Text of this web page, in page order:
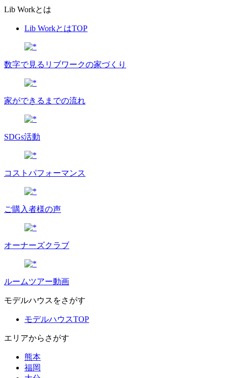
Lib Workとは
Lib WorkとはTOP
数字で⾒るリブワークの家づくり
家ができるまでの流れ
SDGs活動
コストパフォーマンス
ご購入者様の声
オーナーズクラブ
ルームツアー動画
モデルハウスをさがす
モデルハウスTOP
エリアからさがす
熊本
福岡